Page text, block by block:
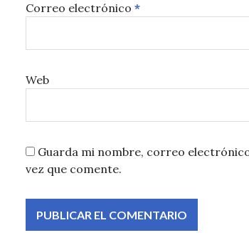
Correo electrónico *
Web
Guarda mi nombre, correo
vez que comente.